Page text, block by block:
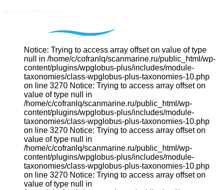
Notice: Trying to access array offset on value of type
null in /home/c/cofranlq/scanmarine.ru/public_html/wp-
content/plugins/wpglobus-plus/includes/module-
taxonomies/class-wpglobus-plus-taxonomies-10.php
on line 3270 Notice: Trying to access array offset on
value of type null in
/home/c/cofranlq/scanmarine.ru/public_html/wp-
content/plugins/wpglobus-plus/includes/module-
taxonomies/class-wpglobus-plus-taxonomies-10.php
on line 3270 Notice: Trying to access array offset on
value of type null in
/home/c/cofranlq/scanmarine.ru/public_html/wp-
content/plugins/wpglobus-plus/includes/module-
taxonomies/class-wpglobus-plus-taxonomies-10.php
on line 3270 Notice: Trying to access array offset on
value of type null in